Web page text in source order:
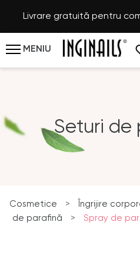
Livrare gratuită pentru
MENIU
Seturi de
Cosmetice > Îngrijire
de parafină
> Spray de